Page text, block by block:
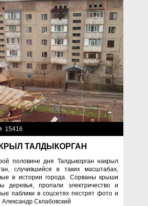
15416
ТАЛДЫКОРГАН
половине дня Талдыкорган накрыл
случившийся в таких масштабах,
в истории города. Сорваны крыши
деревья, пропали электричество и
паблики в соцсетях пестрят фото и
Склабовский